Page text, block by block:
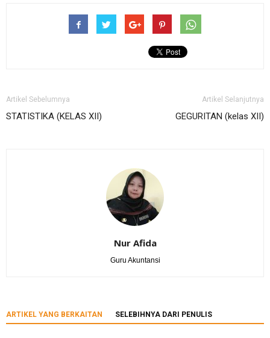
Artikel Sebelumnya
STATISTIKA (KELAS XII)
Artikel Selanjutnya
GEGURITAN (kelas XII)
Nur Afida
Guru Akuntansi
ARTIKEL YANG BERKAITAN SELEBIHNYA DARI PENULIS